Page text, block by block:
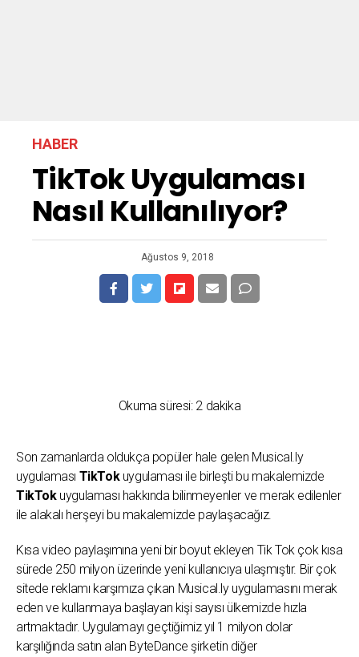
HABER
TikTok Uygulaması
Nasıl Kullanılıyor?
Ağustos 9, 2018
Okuma süresi: 2 dakika
Son zamanlarda oldukça popüler hale gelen Musical.ly
uygulaması TikTok uygulaması ile birleşti bu makalemizde
TikTok uygulaması hakkında bilinmeyenler ve merak edilenler
ile alakalı herşeyi bu makalemizde paylaşacağız.
Kısa video paylaşımına yeni bir boyut ekleyen Tik Tok çok kısa
sürede 250 milyon üzerinde yeni kullanıcıya ulaşmıştır. Bir çok
sitede reklamı karşımıza çıkan Musical.ly uygulamasını merak
eden ve kullanmaya başlayan kişi sayısı ülkemizde hızla
artmaktadır. Uygulamayı geçtiğimiz yıl 1 milyon dolar
karşılığında satın alan ByteDance şirketin diğer